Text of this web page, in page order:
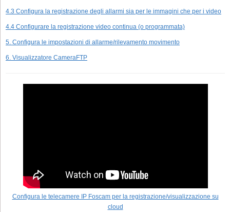
4.3 Configura la registrazione degli allarmi sia per le immagini che per i video
4.4 Configurare la registrazione video continua (o programmata)
5. Configura le impostazioni di allarme/rilevamento movimento
6. Visualizzatore CameraFTP
Configura le telecamere IP Foscam per la registrazione/visualizzazione su
cloud